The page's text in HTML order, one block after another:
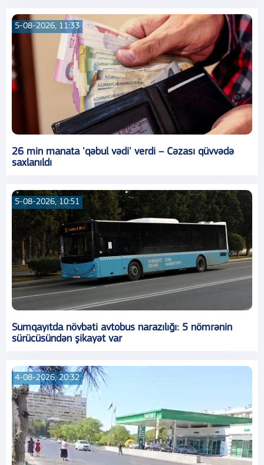
5-08-2026, 11:33
26 min manata 'qəbul vədi' verdi – Cəzası qüvvədə
saxlanıldı
5-08-2026, 10:51
Sumqayıtda növbəti avtobus narazılığı: 5 nömrənin
sürücüsündən şikayət var
4-08-2026, 20:32